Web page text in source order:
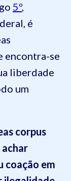
5º,
é
encontra-se
liberdade
um
corpus
achar
coação em